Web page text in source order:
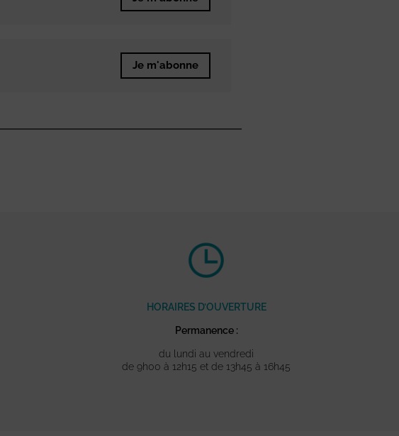
Je m'abonne
HORAIRES D’OUVERTURE
Permanence :
du lundi au vendredi
de 9h00 à 12h15 et de 13h45 à 16h45